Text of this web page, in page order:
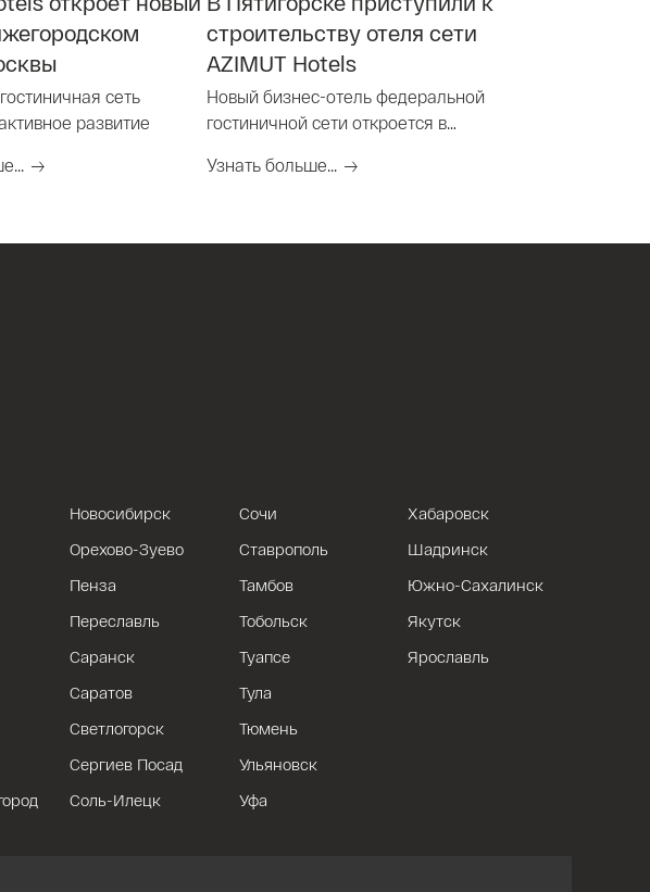
сеть
развитие
строительству отеля сети
AZIMUT Hotels
Новый бизнес-отель федеральной
гостиничной сети откроется в
Узнать больше...
Новосибирск
Орехово-Зуево
Пенза
Переславль
Саранск
Саратов
Светлогорск
Сергиев Посад
Соль-Илецк
Сочи
Ставрополь
Тамбов
Тобольск
Туапсе
Тула
Тюмень
Ульяновск
Уфа
Хабаровск
Шадринск
Южно-Сахалинск
Якутск
Ярославль